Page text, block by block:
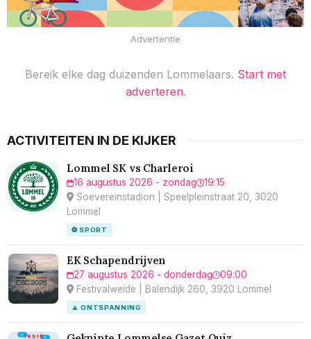
Advertentie
Bereik elke dag duizenden Lommelaars. Start met
adverteren.
ACTIVITEITEN IN DE KIJKER
Lommel SK vs Charleroi
16 augustus 2026 - zondag
19:15
Soevereinstadion | Speelpleinstraat 20, 3020
Lommel
⚽ SPORT
EK Schapendrijven
27 augustus 2026 - donderdag
09:00
Festivalweide | Balendijk 260, 3920 Lommel
🧘 ONTSPANNING